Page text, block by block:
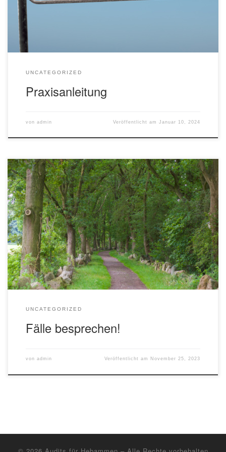
Seminare zur Berufspädagogik und vertiefenden
Hebammen-Fachpraxis für Sie bereit.
UNCATEGORIZED
Praxisanleitung
von admin Veröffentlicht amJanuar 10, 2024
ist das Beste was Sie zu Ihrer Qualitätsentwicklung tun
können. Mit System vermeiden Sie die leidigen
Schuldzuweisungen und das Team wächst zusammen. Der
Jahresplan füllt sich von selbst, Sie haben Ihre Risiken im
Griff.
UNCATEGORIZED
Fälle besprechen!
von admin Veröffentlicht am November 25, 2023